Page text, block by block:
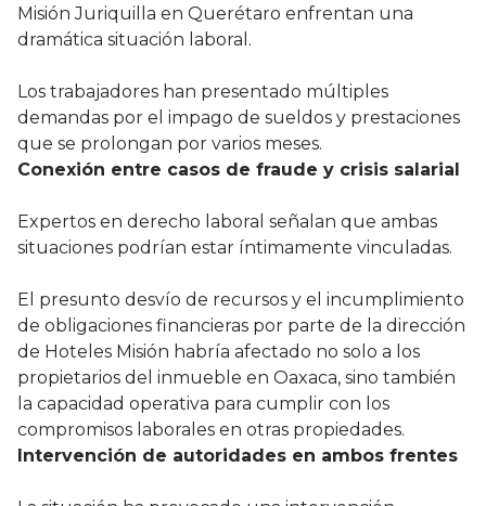
Misión Juriquilla en Querétaro enfrentan una
dramática situación laboral.
Los trabajadores han presentado múltiples
demandas por el impago de sueldos y prestaciones
que se prolongan por varios meses.
Conexión entre casos de fraude y crisis salarial
Expertos en derecho laboral señalan que ambas
situaciones podrían estar íntimamente vinculadas.
El presunto desvío de recursos y el incumplimiento
de obligaciones financieras por parte de la dirección
de Hoteles Misión habría afectado no solo a los
propietarios del inmueble en Oaxaca, sino también
la capacidad operativa para cumplir con los
compromisos laborales en otras propiedades.
Intervención de autoridades en ambos frentes